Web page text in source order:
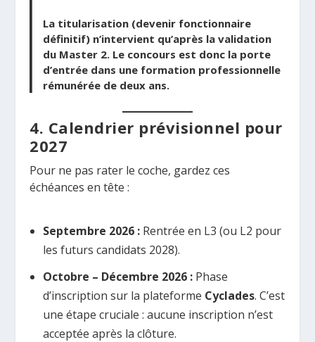
La titularisation (devenir fonctionnaire
définitif) n’intervient qu’après la validation
du Master 2. Le concours est donc la porte
d’entrée dans une formation professionnelle
rémunérée de deux ans.
4. Calendrier prévisionnel pour
2027
Pour ne pas rater le coche, gardez ces
échéances en tête :
Septembre 2026 :Rentrée en L3 (ou L2 pour
les futurs candidats 2028).
Octobre – Décembre 2026 :Phase
d’inscription sur la plateforme Cyclades. C’est
une étape cruciale : aucune inscription n’est
acceptée après la clôture.